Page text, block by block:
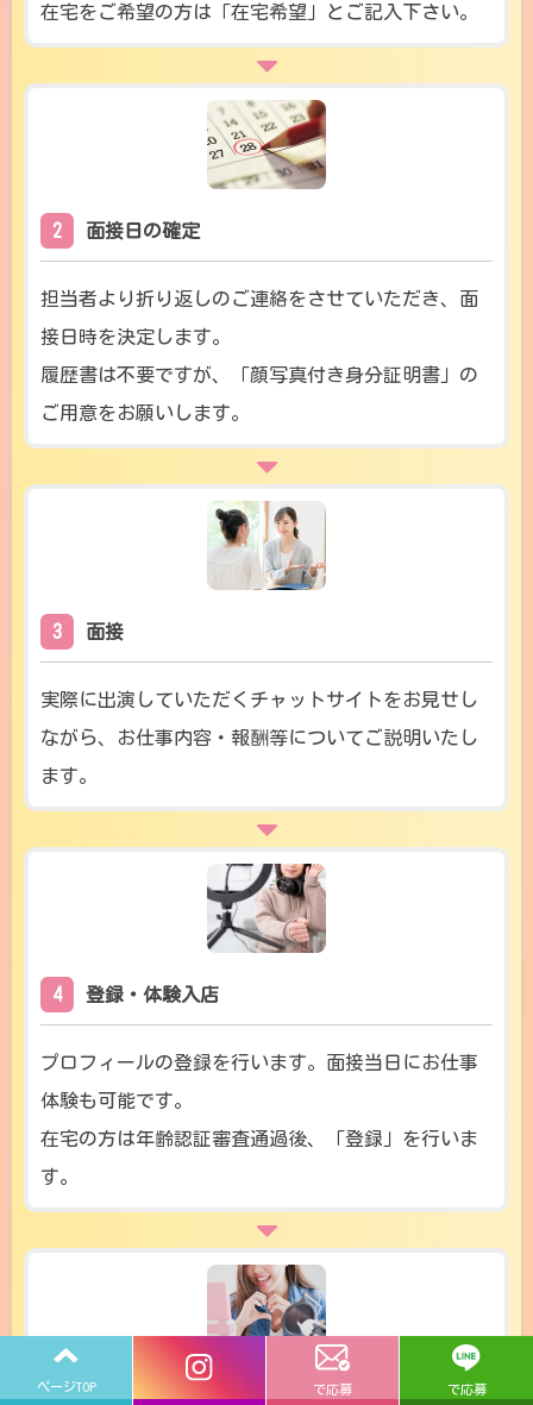
ページTOP で応募 で応募
在宅をご希望の方は「在宅希望」とご記入下さい。
2 面接日の確定
担当者より折り返しのご連絡をさせていただき、面
接日時を決定します。
履歴書は不要ですが、「顔写真付き身分証明書」の
ご用意をお願いします。
3 面接
実際に出演していただくチャットサイトをお見せし
ながら、お仕事内容・報酬等についてご説明いたし
ます。
4 登録・体験入店
プロフィールの登録を行います。面接当日にお仕事
体験も可能です。
在宅の方は年齢認証審査通過後、「登録」を行いま
す。
5 お仕事開始